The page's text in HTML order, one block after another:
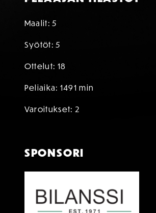
Maalit: 5
Syötöt: 5
Ottelut: 18
Peliaika: 1491 min
Varoitukset: 2
SPONSORI